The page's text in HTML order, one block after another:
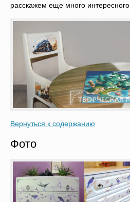
расскажем еще много интересного.
Вернуться к содержанию
Фото